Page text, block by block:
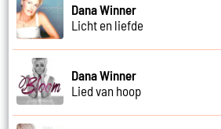
Dana Winner
Licht en liefde
Dana Winner
Lied van hoop